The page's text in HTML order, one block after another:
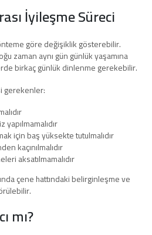
İyileşme Süreci
göre değişiklik gösterebilir.
zaman aynı gün günlük yaşamına
birkaç günlük dinlenme gerekebilir.
gerekenler:
için baş yüksekte tutulmalıdır
kaçınılmalıdır
aksatılmamalıdır
çene hattındaki belirginleşme ve
mı?